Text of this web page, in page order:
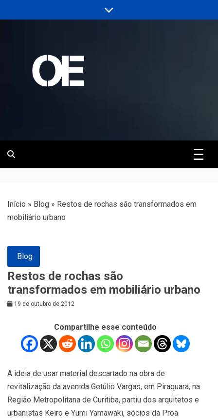
to
Revista | O
Empreiteiro
Início » Blog » Restos de rochas são transformados em
mobiliário urbano
Blog
Restos de rochas são
transformados em mobiliário urbano
19 de outubro de 2012
Compartilhe esse conteúdo
A ideia de usar material descartado na obra de
revitalização da avenida Getúlio Vargas, em Piraquara, na
Região Metropolitana de Curitiba, partiu dos arquitetos e
urbanistas Keiro e Yumi Yamawaki, sócios da Proa